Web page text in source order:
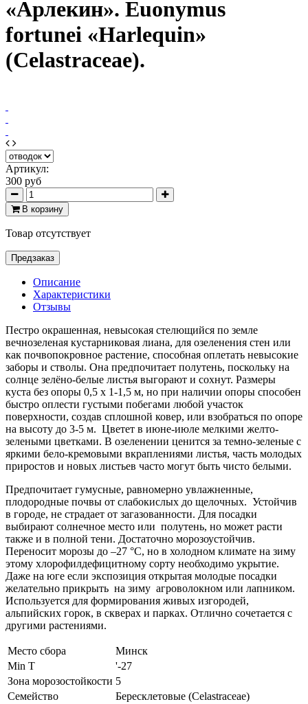
«Арлекин». Euonymus
fortunei «Harlequin»
(Celastraceae).
Артикул:
300 руб
В корзину
Товар отсутствует
Предзаказ
Описание
Характеристики
Отзывы
Пестро окрашенная, невысокая стелющийся по земле
вечнозеленая кустарниковая лиана, для озеленения стен или
как почвопокровное растение, способная оплетать невысокие
заборы и стволы. Она предпочитает полутень, поскольку на
солнце зелёно-белые листья выгорают и сохнут. Размеры
куста без опоры 0,5 х 1-1,5 м, но при наличии опоры способен
быстро оплести густыми побегами любой участок
поверхности, создав сплошной ковер, или взобраться по опоре
на высоту до 3-5 м. Цветет в июне-июле мелкими желто-
зелеными цветками. В озеленении ценится за темно-зеленые с
яркими бело-кремовыми вкраплениями листья, часть молодых
приростов и новых листьев часто могут быть чисто белыми.
Предпочитает гумусные, равномерно увлажненные,
плодородные почвы от слабокислых до щелочных. Устойчив
в городе, не страдает от загазованности. Для посадки
выбирают солнечное место или полутень, но может расти
также и в полной тени. Достаточно морозоустойчив.
Переносит морозы до –27 °C, но в холодном климате на зиму
этому хлорофилдефицитному сорту необходимо укрытие.
Даже на юге если экспозиция открытая молодые посадки
желательно прикрыть на зиму агроволокном или лапником.
Используется для формирования живых изгородей,
альпийских горок, в скверах и парках. Отлично сочетается с
другими растениями.
Место сбора
Минск
Min T
'-27
Зона морозостойкости 5
Семейство
Бересклетовые (Celastraceae)